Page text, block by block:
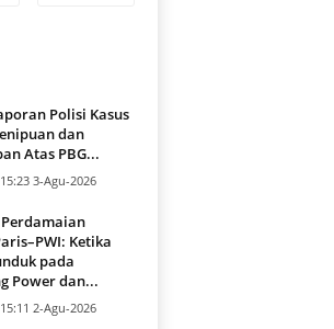
Polisi Kasus
dan
Atas PBG...
15:23 3-Agu-2026
Ketika
pada
Power dan...
15:11 2-Agu-2026